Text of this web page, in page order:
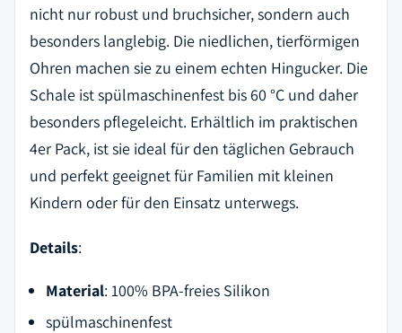
nicht nur robust und bruchsicher, sondern auch
besonders langlebig. Die niedlichen, tierförmigen
Ohren machen sie zu einem echten Hingucker. Die
Schale ist spülmaschinenfest bis 60 °C und daher
besonders pflegeleicht. Erhältlich im praktischen
4er Pack, ist sie ideal für den täglichen Gebrauch
und perfekt geeignet für Familien mit kleinen
Kindern oder für den Einsatz unterwegs.
Details:
Material: 100% BPA-freies Silikon
spülmaschinenfest